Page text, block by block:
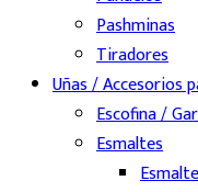
Pashminas
Tiradores
Uñas / Accesorios
Escofina /
Esmaltes